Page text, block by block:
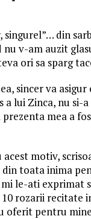
singurel”… din
nu v-am auzit
ori sa sparg
sincer va
a lui Zinca, nu si-
prezenta mea a
motiv,
toata inima
le-ati exprimat
rozarii recitate
oferit pentru